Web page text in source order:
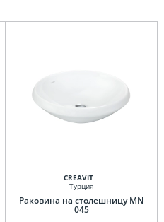
CREAVIT
Турция
Раковина на столешницу MN
045